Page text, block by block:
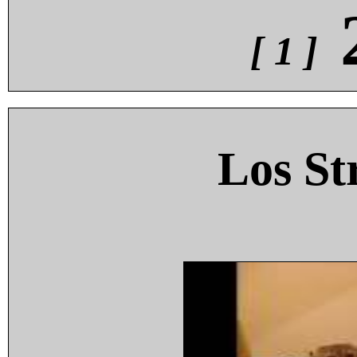
[ 1 ]
Los